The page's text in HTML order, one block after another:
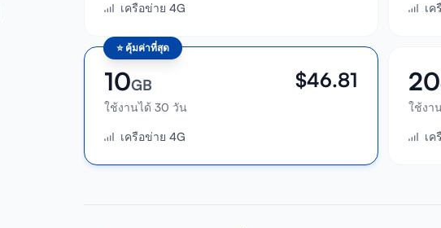
เครือข่าย 4G เค
⭐ คุ้มค่าที่สุด
10GB
ใช้งานได้ 30 วัน
$46.81
เครือข่าย 4G
20
ใช้งา
เค